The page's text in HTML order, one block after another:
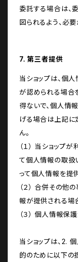
委託する場合は、
図られるよう、必
7. 第三者提供
当ショップは、個
が認められる場合
得ないで、個人情
げる場合は上記に
ん。
（１） 当ショップ
て個人情報の取扱
って個人情報を提
（２） 合併その他
報が提供される場
（３） 個人情報
当ショップは、2.
的のために以下の